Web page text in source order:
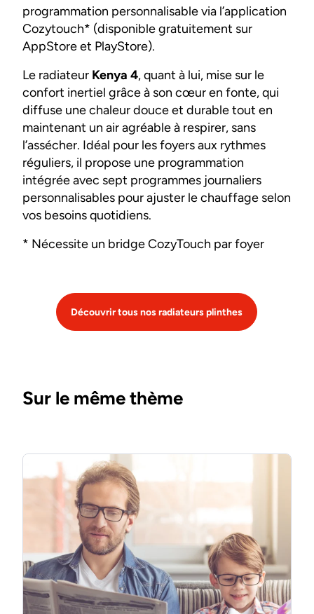
programmation personnalisable via l’application
Cozytouch* (disponible gratuitement sur
AppStore et PlayStore).
Le radiateur Kenya 4, quant à lui, mise sur le
confort inertiel grâce à son cœur en fonte, qui
diffuse une chaleur douce et durable tout en
maintenant un air agréable à respirer, sans
l’assécher. Idéal pour les foyers aux rythmes
réguliers, il propose une programmation
intégrée avec sept programmes journaliers
personnalisables pour ajuster le chauffage selon
vos besoins quotidiens.
* Nécessite un bridge CozyTouch par foyer
Découvrir tous nos radiateurs plinthes
Sur le même thème